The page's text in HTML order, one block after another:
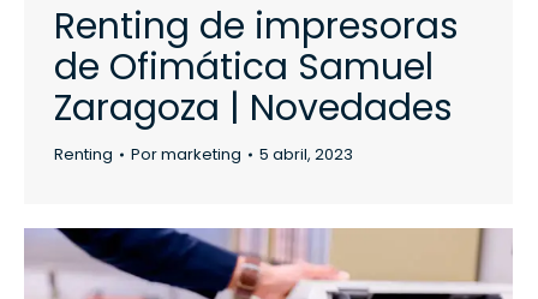
Renting de impresoras
de Ofimática Samuel
Zaragoza | Novedades
Renting Pormarketing 5 abril, 2023